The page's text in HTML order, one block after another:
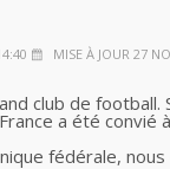
MISE À JOUR 27
club de
a été convié
fédérale,